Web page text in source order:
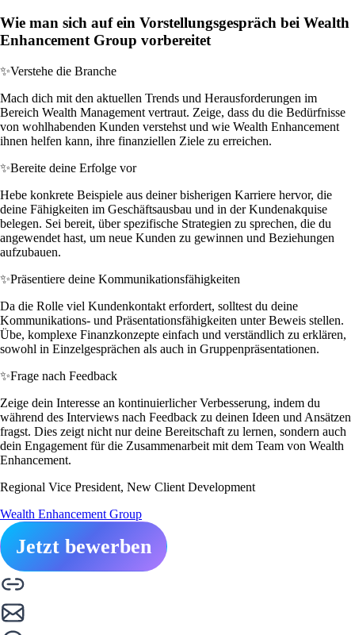
Wie man sich auf ein Vorstellungsgespräch bei Wealth
Enhancement Group vorbereitet
✨Verstehe die Branche
Mach dich mit den aktuellen Trends und Herausforderungen im
Bereich Wealth Management vertraut. Zeige, dass du die Bedürfnisse
von wohlhabenden Kunden verstehst und wie Wealth Enhancement
ihnen helfen kann, ihre finanziellen Ziele zu erreichen.
✨Bereite deine Erfolge vor
Hebe konkrete Beispiele aus deiner bisherigen Karriere hervor, die
deine Fähigkeiten im Geschäftsausbau und in der Kundenakquise
belegen. Sei bereit, über spezifische Strategien zu sprechen, die du
angewendet hast, um neue Kunden zu gewinnen und Beziehungen
aufzubauen.
✨Präsentiere deine Kommunikationsfähigkeiten
Da die Rolle viel Kundenkontakt erfordert, solltest du deine
Kommunikations- und Präsentationsfähigkeiten unter Beweis stellen.
Übe, komplexe Finanzkonzepte einfach und verständlich zu erklären,
sowohl in Einzelgesprächen als auch in Gruppenpräsentationen.
✨Frage nach Feedback
Zeige dein Interesse an kontinuierlicher Verbesserung, indem du
während des Interviews nach Feedback zu deinen Ideen und Ansätzen
fragst. Dies zeigt nicht nur deine Bereitschaft zu lernen, sondern auch
dein Engagement für die Zusammenarbeit mit dem Team von Wealth
Enhancement.
Regional Vice President, New Client Development
Wealth Enhancement Group
Jetzt bewerben